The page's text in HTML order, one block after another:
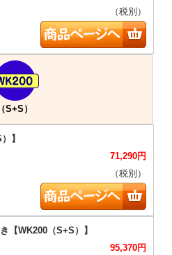
（税別）
（S+S）
71,290円
（税別）
95,370円